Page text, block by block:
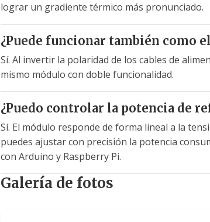
lograr un gradiente térmico más pronunciado.
¿Puede funcionar también como
Sí. Al invertir la polaridad de los cables de
mismo módulo con doble funcionalidad.
¿Puedo controlar la potencia de
Sí. El módulo responde de forma lineal a la
puedes ajustar con precisión la potencia
con Arduino y Raspberry Pi.
Galería de fotos